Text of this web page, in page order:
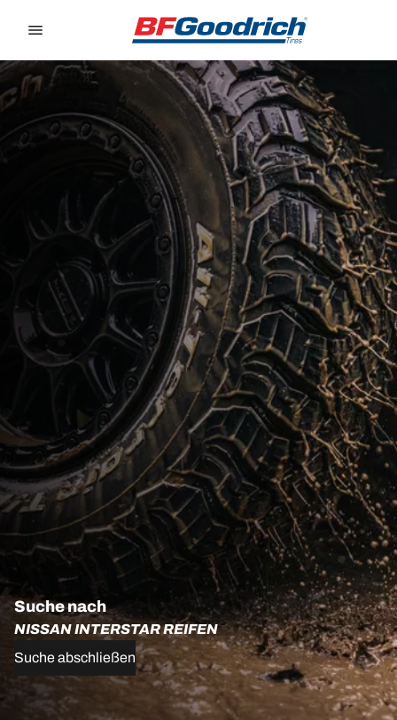
Suche nach
NISSAN INTERSTAR REIFEN
Suche abschließen